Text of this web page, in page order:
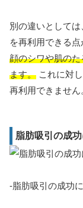
別の違いとして
を再利用できる点
顔のシワや肌の
ます。 これに対
再利用できません
脂肪吸引の成
-脂肪吸引の成功